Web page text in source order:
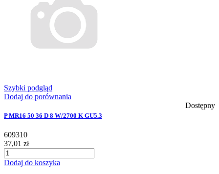
Szybki podgląd
Dodaj do porównania
Dostępny
P MR16 50 36 D 8 W/2700 K GU5.3
609310
37,01 zł
Dodaj do koszyka